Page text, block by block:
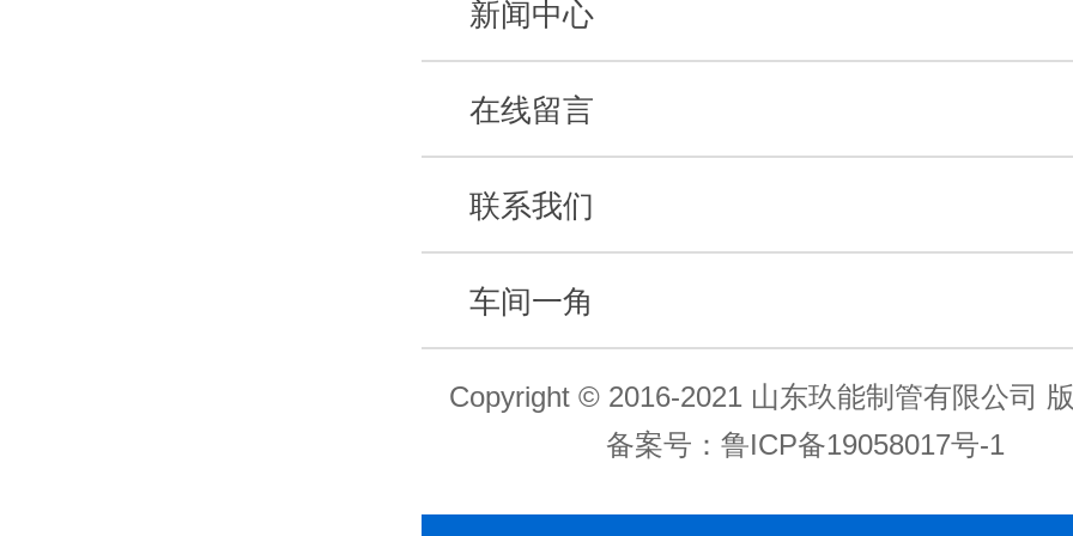
新闻中心
在线留言
联系我们
车间一角
Copyright © 2016-2021 山东玖能制管有限公司
备案号： 鲁ICP备19058017号-1